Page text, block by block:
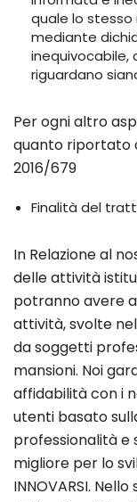
quale lo stesso
mediante
inequivocabile,
riguardano
Per ogni altro
quanto riportato
2016/679
Finalità del
In Relazione al
delle attività
potranno avere
attività, svolte
da soggetti
mansioni. Noi
affidabilità con i
utenti basato
professionalità e
migliore per lo
INNOVARSI.